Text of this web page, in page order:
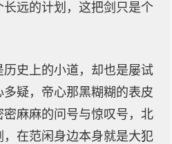
远的计划，这把剑只是个
史上的小道，却也是屡试
疑，帝心那黑糊糊的表皮
麻麻的问号与惊叹号，北
在范闲身边本身就是大犯